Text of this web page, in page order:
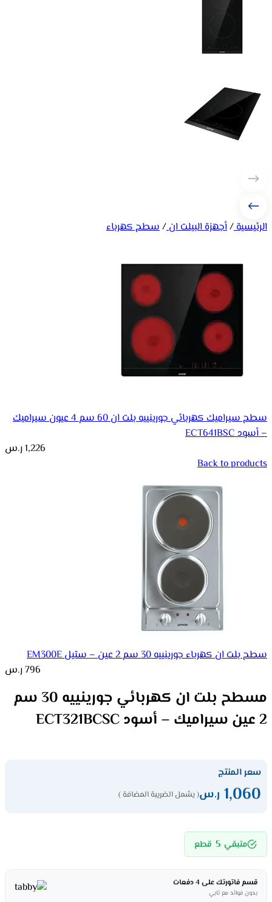
الرئيسية/أجهزة البيلت ان/سطح كهرباء
سطح سيراميك كهربائي جورينييه بلت ان 60 سم 4 عيون سيراميك
– أسود ECT641BSC
1,226ر.س
Back to products
سطح بلت ان كهرباء جورينييه 30 سم 2 عين – ستيل EM300E
796ر.س
مسطح بلت ان كهربائي جورينييه 30 سم
2 عين سيراميك – أسود ECT321BCSC
سعر المنتج
1,060 ر.س( يشمل الضريبة المضافة )
متبقي 5 قطع
قسم فاتورتك على 4 دفعات
بدون فوائد مع تابي